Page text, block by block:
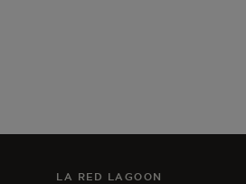
LA RED LAGOON